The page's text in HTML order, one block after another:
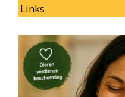
Links